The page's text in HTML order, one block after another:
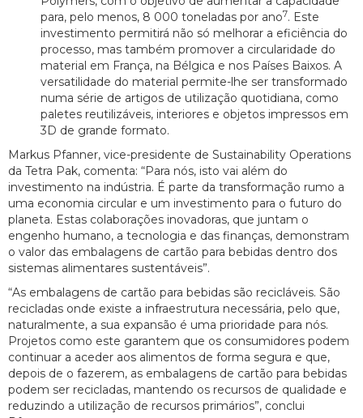
para, pelo menos, 8 000 toneladas por ano7. Este
investimento permitirá não só melhorar a eficiência do
processo, mas também promover a circularidade do
material em França, na Bélgica e nos Países Baixos. A
versatilidade do material permite-lhe ser transformado
numa série de artigos de utilização quotidiana, como
paletes reutilizáveis, interiores e objetos impressos em
3D de grande formato.
Markus Pfanner, vice-presidente de Sustainability Operations
da Tetra Pak, comenta: “Para nós, isto vai além do
investimento na indústria. É parte da transformação rumo a
uma economia circular e um investimento para o futuro do
planeta. Estas colaborações inovadoras, que juntam o
engenho humano, a tecnologia e das finanças, demonstram
o valor das embalagens de cartão para bebidas dentro dos
sistemas alimentares sustentáveis”.
“As embalagens de cartão para bebidas são recicláveis. São
recicladas onde existe a infraestrutura necessária, pelo que,
naturalmente, a sua expansão é uma prioridade para nós.
Projetos como este garantem que os consumidores podem
continuar a aceder aos alimentos de forma segura e que,
depois de o fazerem, as embalagens de cartão para bebidas
podem ser recicladas, mantendo os recursos de qualidade e
reduzindo a utilização de recursos primários”, conclui